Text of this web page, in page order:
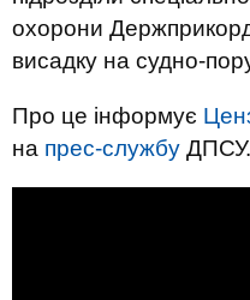
охорони
висадку на судно-
Про це інформує
на прес-службу ДПСУ.